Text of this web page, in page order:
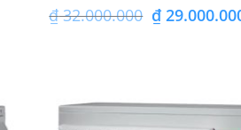
₫32.000.000 Giá
₫ 32.000.000.
₫